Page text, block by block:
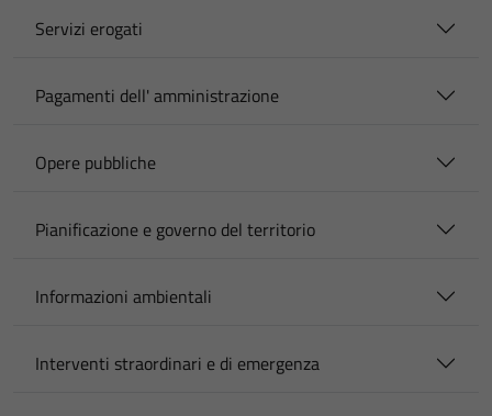
Servizi erogati
Pagamenti dell' amministrazione
Opere pubbliche
Pianificazione e governo del territorio
Informazioni ambientali
Interventi straordinari e di emergenza